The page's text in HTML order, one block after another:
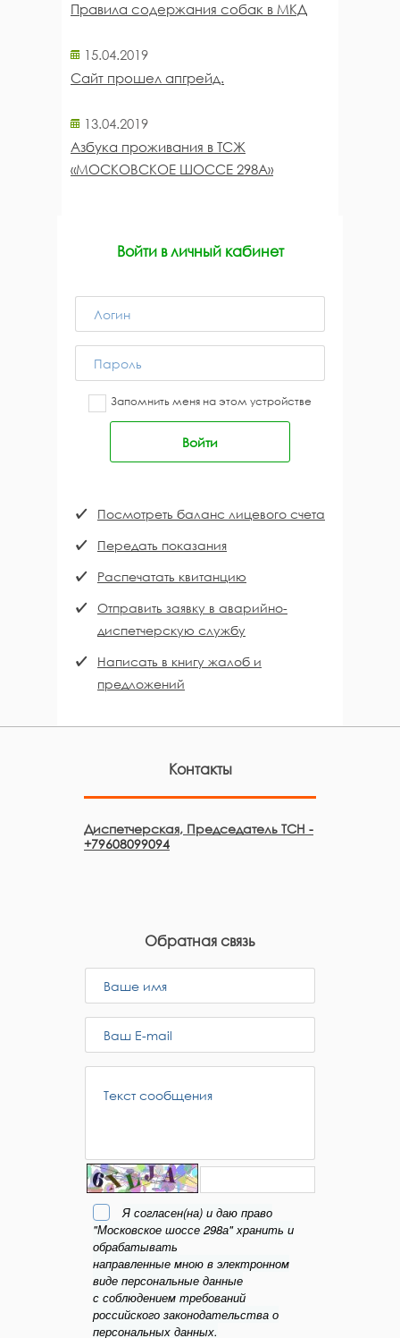
Правила содержания собак в МКД
15.04.2019
Сайт прошел апгрейд.
13.04.2019
Азбука проживания в ТСЖ
«МОСКОВСКОЕ ШОССЕ 298А»
Войти в личный кабинет
Запомнить меня на этом устройстве
Посмотреть баланс лицевого счета
Передать показания
Распечатать квитанцию
Отправить заявку в аварийно-
диспетчерскую службу
Написать в книгу жалоб и
предложений
Контакты
Диспетчерская, Председатель ТСН -
+79608099094
Обратная связь
Я согласен(на) и даю право
"Московское шоссе 298а" хранить и
обрабатывать
направленные мною в электронном
виде персональные данные
с соблюдением требований
российского законодательства о
персональных данных.